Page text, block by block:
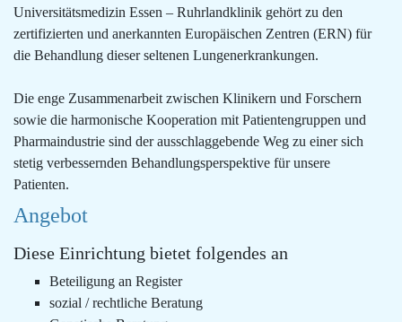
Universitätsmedizin Essen – Ruhrlandklinik gehört zu den
zertifizierten und anerkannten Europäischen Zentren (ERN) für
die Behandlung dieser seltenen Lungenerkrankungen.
Die enge Zusammenarbeit zwischen Klinikern und Forschern
sowie die harmonische Kooperation mit Patientengruppen und
Pharmaindustrie sind der ausschlaggebende Weg zu einer sich
stetig verbessernden Behandlungsperspektive für unsere
Patienten.
Angebot
Diese Einrichtung bietet folgendes an
Beteiligung an Register
sozial / rechtliche Beratung